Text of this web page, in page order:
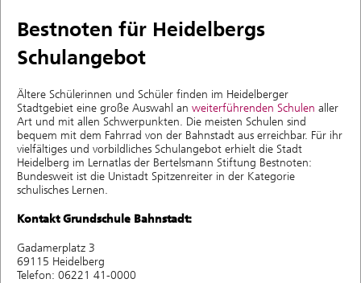
Bestnoten für Heidelbergs
Schulangebot
Ältere Schülerinnen und Schüler finden im Heidelberger
Stadtgebiet eine große Auswahl an weiterführenden Schulen aller
Art und mit allen Schwerpunkten. Die meisten Schulen sind
bequem mit dem Fahrrad von der Bahnstadt aus erreichbar. Für ihr
vielfältiges und vorbildliches Schulangebot erhielt die Stadt
Heidelberg im Lernatlas der Bertelsmann Stiftung Bestnoten:
Bundesweit ist die Unistadt Spitzenreiter in der Kategorie
schulisches Lernen.
Kontakt Grundschule Bahnstadt:
Gadamerplatz 3
69115 Heidelberg
Telefon: 06221 41-0000